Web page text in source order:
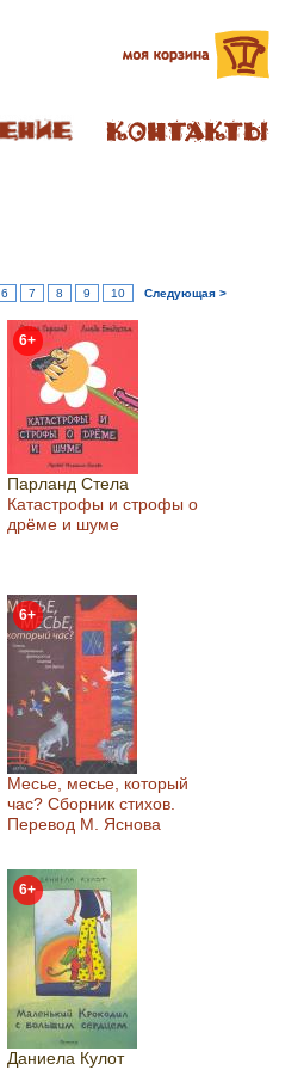
6 7 8 9 10 Следующая >
6+
Парланд Стела
Катастрофы и строфы о
дрёме и шуме
6+
Месье, месье, который
час? Сборник стихов.
Перевод М. Яснова
6+
Даниела Кулот